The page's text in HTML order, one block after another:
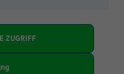
ZUGRIFF